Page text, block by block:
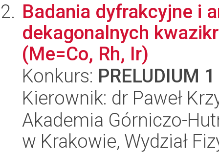
Badania dyfrakcyjne i
dekagonalnych
(Me=Co, Rh, Ir)
Konkurs: PRELUDIUM 1
Kierownik: dr Paweł
Akademia Górniczo-
w Krakowie, Wydział